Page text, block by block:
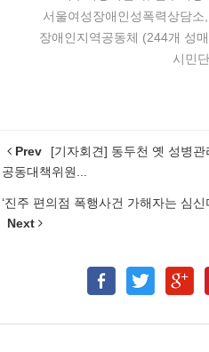
서울여성장애인성폭력상담소
장애인지역공동체 (244개 성
시민
Prev
[기자회견] 동두천 옛 성병
공동대책위원...
‘진주 편의점 폭행사건 가해자는 심
Next